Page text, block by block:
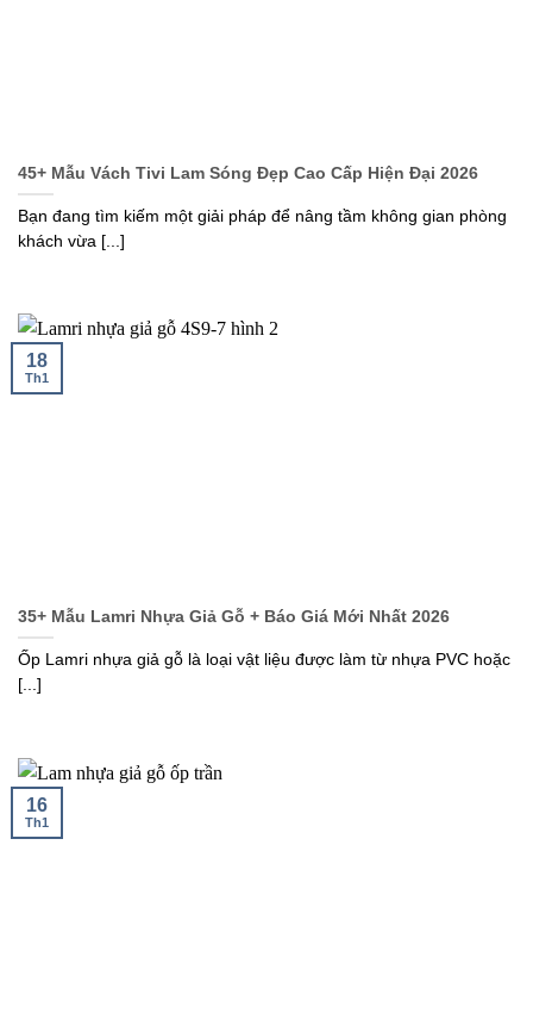
45+ Mẫu Vách Tivi Lam Sóng Đẹp Cao Cấp Hiện Đại 2026
Bạn đang tìm kiếm một giải pháp để nâng tầm không gian phòng
khách vừa [...]
35+ Mẫu Lamri Nhựa Giả Gỗ + Báo Giá Mới Nhất 2026
Ốp Lamri nhựa giả gỗ là loại vật liệu được làm từ nhựa PVC hoặc
[...]
18
Th1
16
Th1